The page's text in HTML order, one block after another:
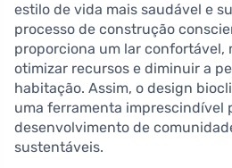
estilo de vida mais saudável e
processo de construção
proporciona um lar confortável,
otimizar recursos e diminuir a
habitação. Assim, o design
uma ferramenta imprescindível
desenvolvimento de
sustentáveis.